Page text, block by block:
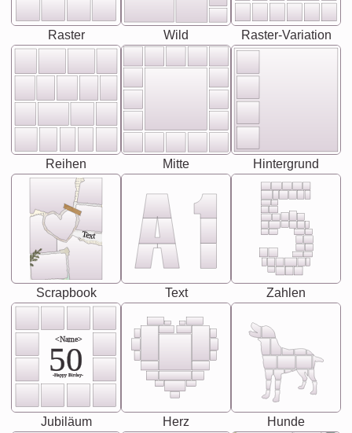
Raster Wild Raster-Variation
Reihen Mitte Hintergrund
Text
Scrapbook Text Zahlen
<Name>
50
-Happy Birday-
Jubiläum Herz Hunde